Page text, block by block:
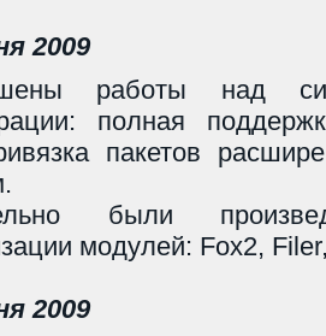
2009
работы над
полная
пакетов
были
модулей: Fox2,
2009